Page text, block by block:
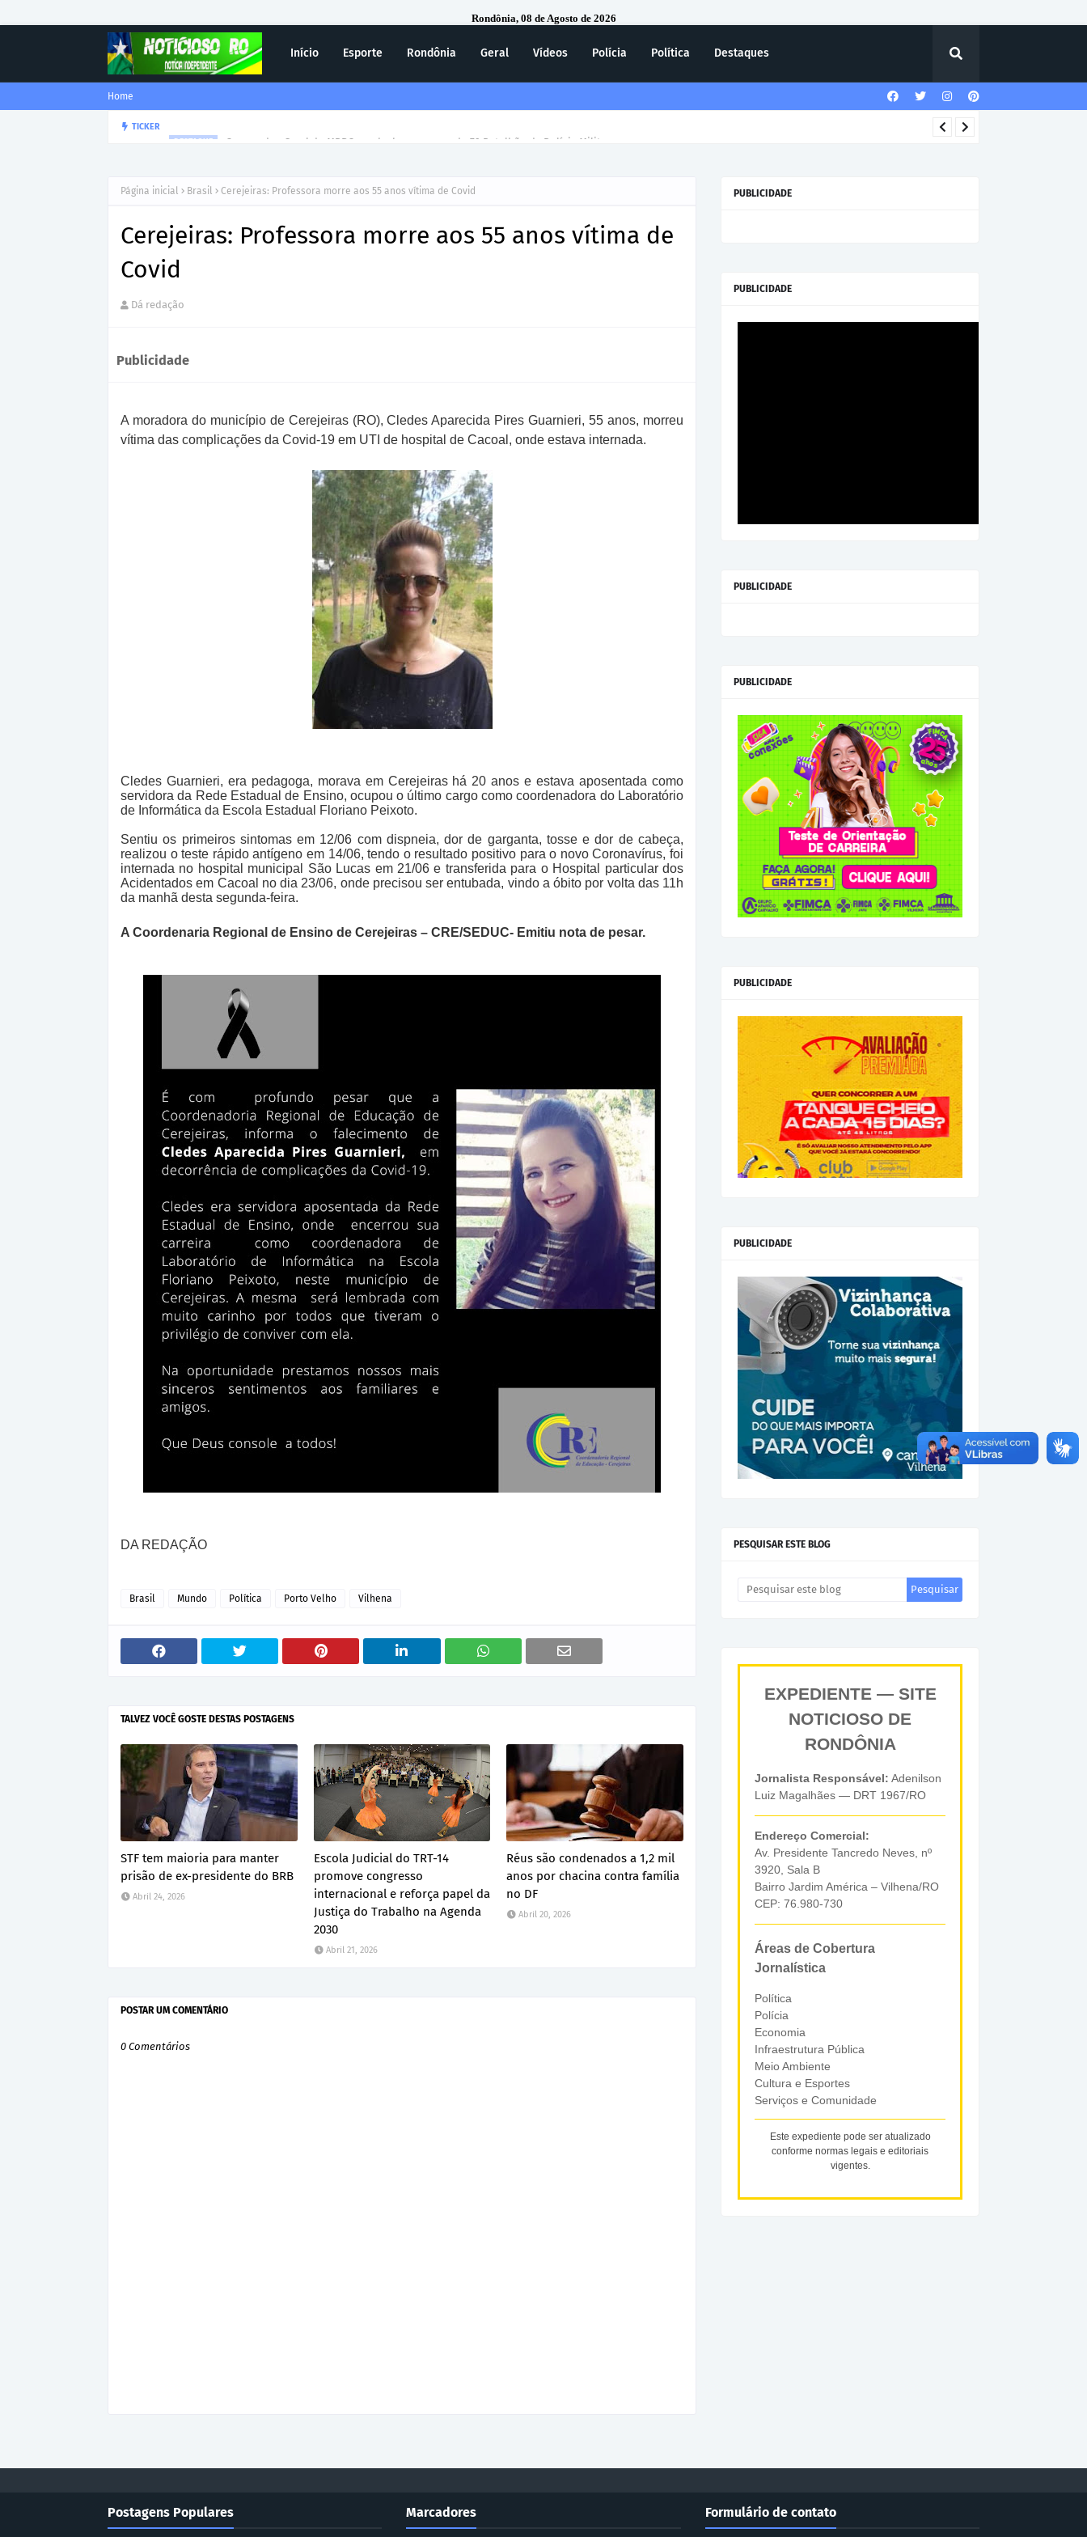
Rondônia, 08 de Agosto de 2026
Início Esporte Rondônia Geral Vídeos Polícia Política Destaques
Home
TICKER
Página inicial Brasil Cerejeiras: Professora morre aos 55 anos vítima de Covid
Cerejeiras: Professora morre aos 55 anos vítima de
Covid
Dá redação
Publicidade
A moradora do município de Cerejeiras (RO), Cledes Aparecida Pires Guarnieri, 55 anos, morreu
vítima das complicações da Covid-19 em UTI de hospital de Cacoal, onde estava internada.
Cledes Guarnieri, era pedagoga, morava em Cerejeiras há 20 anos e estava aposentada como
servidora da Rede Estadual de Ensino, ocupou o último cargo como coordenadora do Laboratório
de Informática da Escola Estadual Floriano Peixoto.
Sentiu os primeiros sintomas em 12/06 com dispneia, dor de garganta, tosse e dor de cabeça,
realizou o teste rápido antígeno em 14/06, tendo o resultado positivo para o novo Coronavírus, foi
internada no hospital municipal São Lucas em 21/06 e transferida para o Hospital particular dos
Acidentados em Cacoal no dia 23/06, onde precisou ser entubada, vindo a óbito por volta das 11h
da manhã desta segunda-feira.
A Coordenaria Regional de Ensino de Cerejeiras – CRE/SEDUC- Emitiu nota de pesar.
DA REDAÇÃO
Brasil Mundo Política Porto Velho Vilhena
TALVEZ VOCÊ GOSTE DESTAS POSTAGENS
STF tem maioria para manter
prisão de ex-presidente do BRB
Abril 24, 2026
Escola Judicial do TRT-14
promove congresso
internacional e reforça papel da
Justiça do Trabalho na Agenda
2030
Abril 21, 2026
Réus são condenados a 1,2 mil
anos por chacina contra família
no DF
Abril 20, 2026
POSTAR UM COMENTÁRIO
0 Comentários
PUBLICIDADE
PUBLICIDADE
PUBLICIDADE
PUBLICIDADE
PUBLICIDADE
PUBLICIDADE
PESQUISAR ESTE BLOG
EXPEDIENTE — SITE
NOTICIOSO DE
RONDÔNIA
Jornalista Responsável: Adenilson
Luiz Magalhães — DRT 1967/RO
Endereço Comercial:
Av. Presidente Tancredo Neves, nº
3920, Sala B
Bairro Jardim América – Vilhena/RO
CEP: 76.980-730
Áreas de Cobertura
Jornalística
Política
Polícia
Economia
Infraestrutura Pública
Meio Ambiente
Cultura e Esportes
Serviços e Comunidade
Este expediente pode ser atualizado
conforme normas legais e editoriais
vigentes.
Postagens Populares Marcadores Formulário de contato